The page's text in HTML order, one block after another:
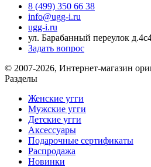
8 (499) 350 66 38
info@ugg-i.ru
ugg-i.ru
ул. Барабанный переулок
Задать вопрос
© 2007-2026, Интернет-магазин
Разделы
Женские угги
Мужские угги
Детские угги
Аксессуары
Подарочные сертификаты
Распродажа
Новинки